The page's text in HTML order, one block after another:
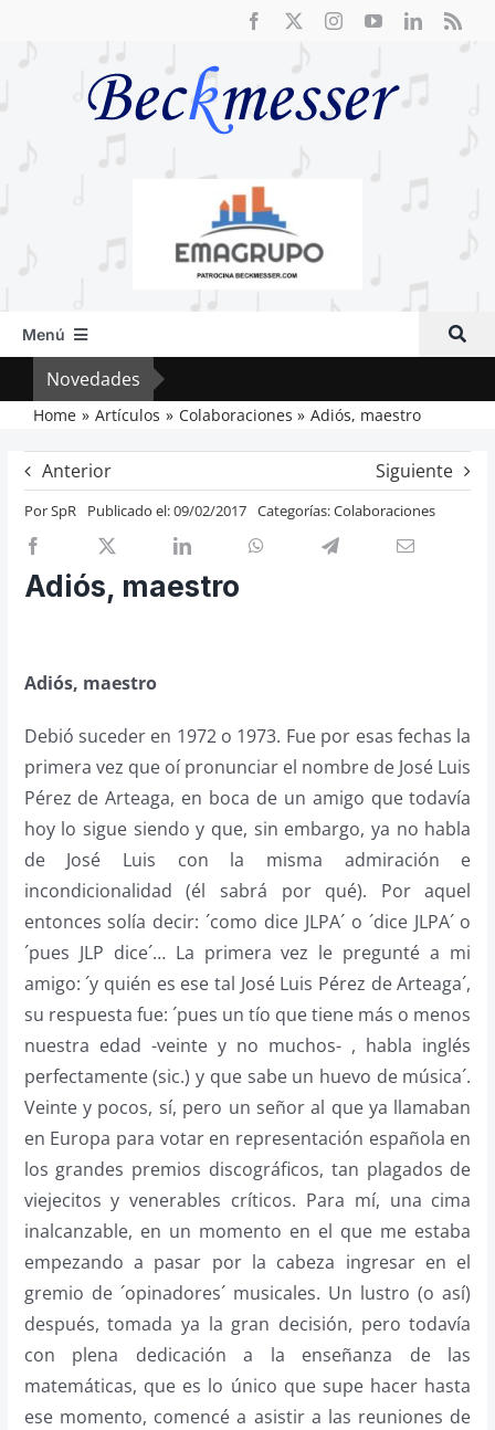
Menú
Inicio
Actual
Artículos
Previos de ópera
Entrevistas
Recomendación
Novedades
Home Artículos Colaboraciones Adiós, maestro
Anterior Siguiente
PorSpR Publicado el: 09/02/2017 Categorías:Colaboraciones
Adiós, maestro
Adiós, maestro
Debió suceder en 1972 o 1973. Fue por esas fechas la
primera vez que oí pronunciar el nombre de José Luis
Pérez de Arteaga, en boca de un amigo que todavía
hoy lo sigue siendo y que, sin embargo, ya no habla
de José Luis con la misma admiración e
incondicionalidad (él sabrá por qué). Por aquel
entonces solía decir: ´como dice JLPA´ o ´dice JLPA´ o
´pues JLP dice´… La primera vez le pregunté a mi
amigo: ´y quién es ese tal José Luis Pérez de Arteaga´,
su respuesta fue: ´pues un tío que tiene más o menos
nuestra edad -veinte y no muchos- , habla inglés
perfectamente (sic.) y que sabe un huevo de música´.
Veinte y pocos, sí, pero un señor al que ya llamaban
en Europa para votar en representación española en
los grandes premios discográficos, tan plagados de
viejecitos y venerables críticos. Para mí, una cima
inalcanzable, en un momento en el que me estaba
empezando a pasar por la cabeza ingresar en el
gremio de ´opinadores´ musicales. Un lustro (o así)
después, tomada ya la gran decisión, pero todavía
con plena dedicación a la enseñanza de las
matemáticas, que es lo único que supe hacer hasta
ese momento, comencé a asistir a las reuniones de